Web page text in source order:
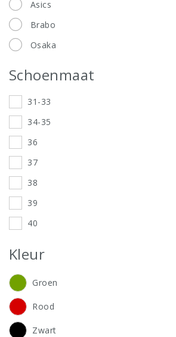
Asics
Brabo
Osaka
Schoenmaat
31-33
34-35
36
37
38
39
40
43
44
Kleur
Groen
Rood
Zwart